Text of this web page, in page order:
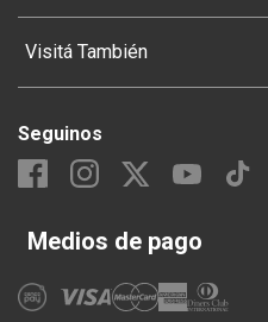
Visitá También
Seguinos
Medios de pago